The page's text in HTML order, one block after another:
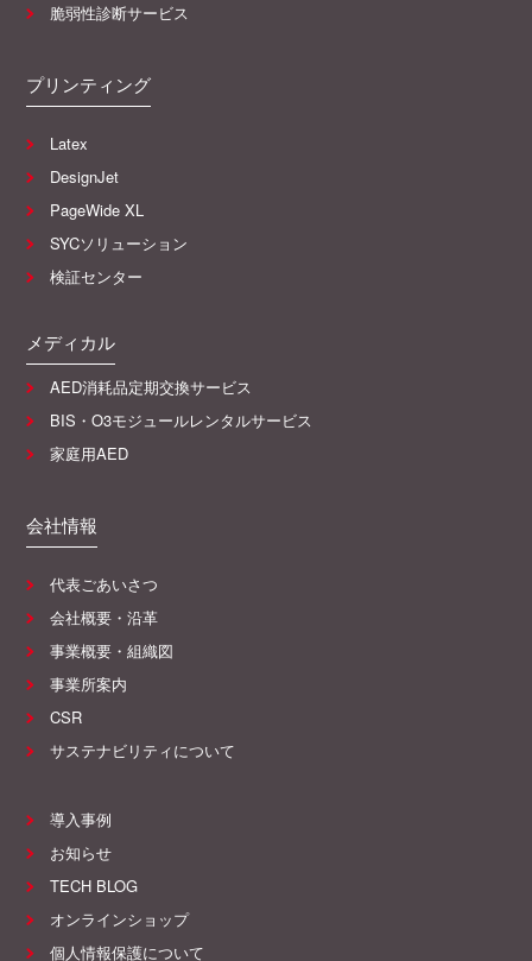
脆弱性診断サービス
プリンティング
Latex
DesignJet
PageWide XL
SYCソリューション
検証センター
メディカル
AED消耗品定期交換サービス
BIS・O3モジュールレンタルサービス
家庭用AED
会社情報
代表ごあいさつ
会社概要・沿革
事業概要・組織図
事業所案内
CSR
サステナビリティについて
導入事例
お知らせ
TECH BLOG
オンラインショップ
個人情報保護について